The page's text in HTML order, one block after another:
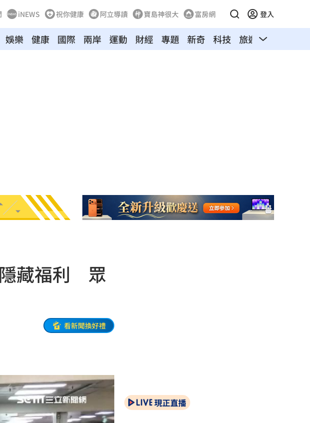
iNEWS 祝你健康 阿立導讀 寶島神很大 富房網 登入
娛樂 健康 國際 兩岸 運動 財經 專題 新奇 科技 旅遊 汽車
隱藏福利 眾
看新聞換好禮
現正直播